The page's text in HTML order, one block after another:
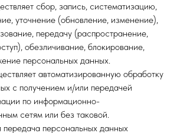
сбор, запись, систематизацию,
уточнение (обновление, изменение),
передачу (распространение,
обезличивание, блокирование,
персональных данных.
автоматизированную обработку
с получением и/или передачей
по информационно-
сетям или без таковой.
передача персональных данных